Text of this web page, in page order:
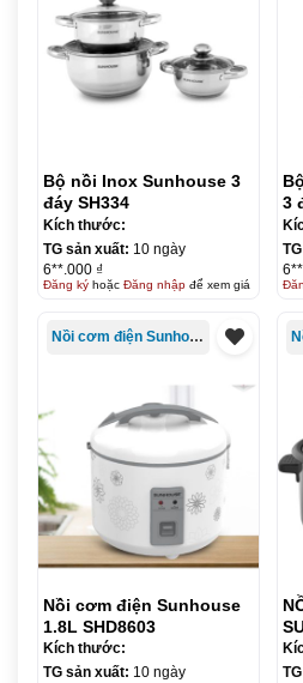
Bộ nồi Inox Sunhouse 3
đáy SH334
Kích thước:
TG sản xuất: 10 ngày
6**.000 ₫
Đăng kýhoặc Đăng nhậpđể xem giá
Nồi cơm điện Sunhouse
Nồi cơm điện Sunhouse
1.8L SHD8603
Kích thước:
TG sản xuất: 10 ngày